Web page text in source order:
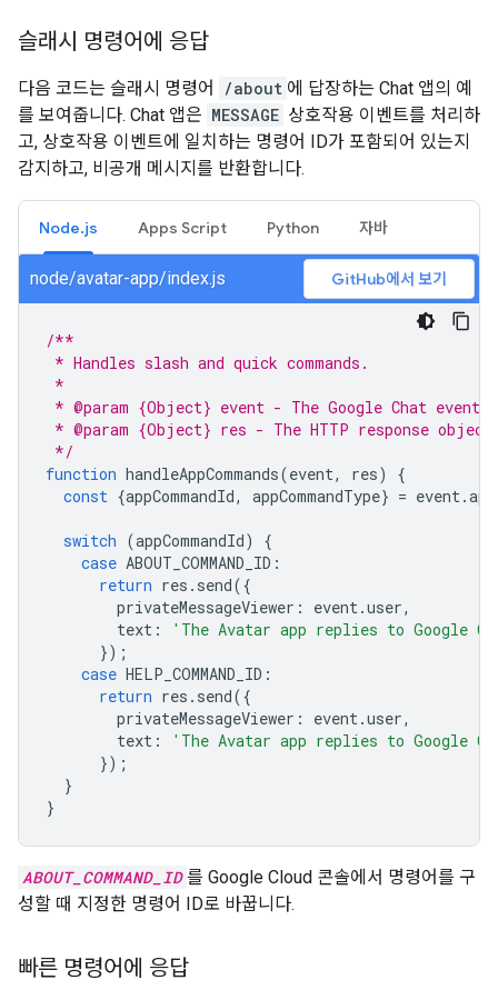
슬래시 명령어에 응답
다음 코드는 슬래시 명령어 /about 에 답장하는 Chat 앱의 예
를 보여줍니다. Chat 앱은 MESSAGE 상호작용 이벤트를 처리하
고, 상호작용 이벤트에 일치하는 명령어 ID가 포함되어 있는지
감지하고, 비공개 메시지를 반환합니다.
Node.js Apps Script Python 자바
node/avatar-app/index.js GitHub에서 보기
/**
* Handles slash and quick commands.
*
* @param {Object} event - The Google Chat event.
* @param {Object} res - The HTTP response
*/
function handleAppCommands(event, res)
{
const {appCommandId, appCommandType} = event.
switch (appCommandId)
{
case ABOUT_COMMAND_ID :
return res . send({
privateMessageViewer : event.user,
text :
'The Avatar app replies to Google
});
case HELP_COMMAND_ID :
return res . send({
privateMessageViewer : event.user,
text :
'The Avatar app replies to Google
});
}
}
ABOUT_COMMAND_ID 를 Google Cloud 콘솔에서 명령어를 구
성할 때 지정한 명령어 ID로 바꿉니다.
빠른 명령어에 응답